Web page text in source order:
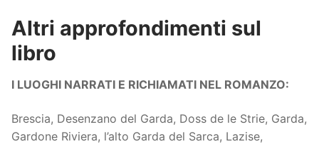
Altri approfondimenti sul
libro
I LUOGHI NARRATI E RICHIAMATI NEL ROMANZO:
Brescia, Desenzano del Garda, Doss de le Strie, Garda,
Gardone Riviera, l’alto Garda del Sarca, Lazise,